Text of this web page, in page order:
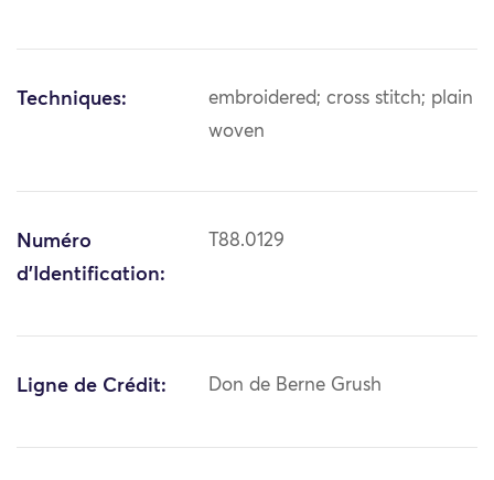
Techniques:
embroidered; cross stitch; plain
woven
Numéro
d'Identification:
T88.0129
Ligne de Crédit: Don de Berne Grush